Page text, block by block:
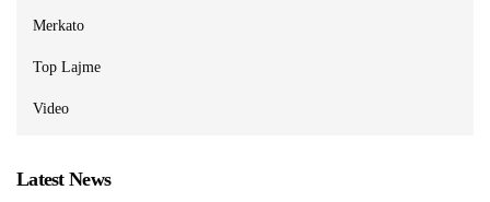
Merkato
Top Lajme
Video
Latest News